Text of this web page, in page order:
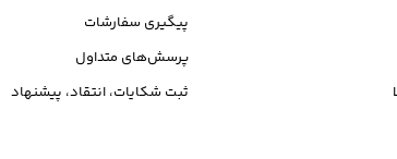
پیگیری سفارشات
پرسش‌های متداول
ثبت شکایات، انتقاد، پیشنهاد